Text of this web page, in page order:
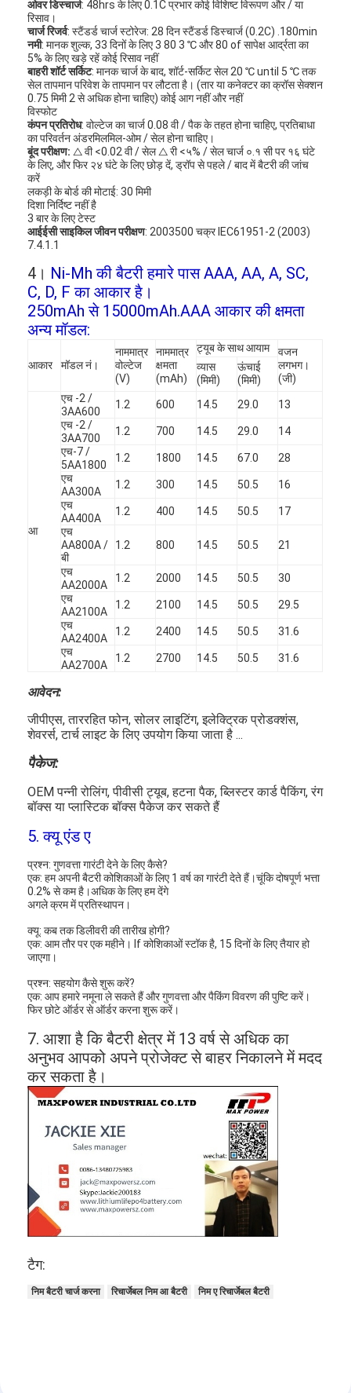
कारखाना भ्रमण
गुणवत्ता नियंत्रण
संपर्क करें
समाचार
अब बात करो
लिथियम LiFePO4 बैटरी
लिथियम पॉलिमर बैटरी
ऊर्जा भंडारण बैटरी
एच बैटरी
एनआईसीडी रिचार्जेबल बैटरी
एलसीडी बैटरी चार्जर
निम बैटरी पैक
निक बैटरी पैक
लिथियम आयन बैटरी पैक
रिचार्जेबल फ्लैशलाइट बैटरी
आपातकालीन प्रकाश बैटरी
ली Mno2 बैटरी
ली Socl2 बैटरी
हाइब्रिड कार बैटरी
ओवर डिस्चार्ज: 48hrs के लिए 0.1C प्रभार कोई विशिष्ट विरूपण और / या
रिसाव।
चार्ज रिजर्व: स्टैंडर्ड चार्ज स्टोरेज: 28 दिन स्टैंडर्ड डिस्चार्ज (0.2C) .180min
नमी: मानक शुल्क, 33 दिनों के लिए 3 80 3 ℃ और 80 of सापेक्ष आर्द्रता का
5% के लिए खड़े रहें कोई रिसाव नहीं
बाहरी शॉर्ट सर्किट: मानक चार्ज के बाद, शॉर्ट-सर्किट सेल 20 ℃ until 5 ℃ तक
सेल तापमान परिवेश के तापमान पर लौटता है। (तार या कनेक्टर का क्रॉस सेक्शन
0.75 मिमी 2 से अधिक होना चाहिए) कोई आग नहीं और नहीं
विस्फोट
कंपन प्रतिरोध: वोल्टेज का चार्ज 0.08 वी / पैक के तहत होना चाहिए, प्रतिबाधा
का परिवर्तन अंडरमिलमिल-ओम / सेल होना चाहिए।
बूंद परीक्षण: △ वी <0.02 वी / सेल △ री <५% / सेल चार्ज ०.१ सी पर १६ घंटे
के लिए, और फिर २४ घंटे के लिए छोड़ दें, ड्रॉप से ​​पहले / बाद में बैटरी की जांच
करें
लकड़ी के बोर्ड की मोटाई: 30 मिमी
दिशा निर्दिष्ट नहीं है
3 बार के लिए टेस्ट
आईईसी साइकिल जीवन परीक्षण: 2003500 चक्र IEC61951-2 (2003)
7.4.1.1
4। Ni-Mh की बैटरी हमारे पास AAA, AA, A, SC,
C, D, F का आकार है।
250mAh से 15000mAh.AAA आकार की क्षमता
अन्य मॉडल:
आकार मॉडल नं।
नाममात्र
वोल्टेज
(V)
नाममात्र
क्षमता
(mAh)
ट्यूब के साथ आयाम
वजन
लगभग।
(जी)
व्यास
(मिमी)
ऊंचाई
(मिमी)
आ
एच -2 /
3AA600
1.2 600 14.5 29.0
13
एच -2 /
3AA700
1.2 700 14.5 29.0
14
एच-7 /
5AA1800
1.2 1800 14.5 67.0
28
एच
AA300A
1.2 300 14.5 50.5
16
एच
AA400A
1.2 400 14.5 50.5
17
एच
AA800A /
बी
1.2 800 14.5 50.5 21
एच
AA2000A
1.2 2000 14.5 50.5
30
एच
AA2100A
1.2 2100 14.5 50.5
29.5
एच
AA2400A
1.2 2400 14.5 50.5
31.6
एच
AA2700A
1.2 2700 14.5 50.5 31.6
आवेदन:
जीपीएस, ताररहित फोन, सोलर लाइटिंग, इलेक्ट्रिक प्रोडक्शंस,
शेवरर्स, टार्च लाइट के लिए उपयोग किया जाता है ...
पैकेज:
OEM पन्नी रोलिंग, पीवीसी ट्यूब, हटना पैक, ब्लिस्टर कार्ड पैकिंग, रंग
बॉक्स या प्लास्टिक बॉक्स पैकेज कर सकते हैं
5. क्यू एंड ए
प्रश्न: गुणवत्ता गारंटी देने के लिए कैसे?
एक: हम अपनी बैटरी कोशिकाओं के लिए 1 वर्ष का गारंटी देते हैं।चूंकि दोषपूर्ण भत्ता
0.2% से कम है।अधिक के लिए हम देंगे
अगले क्रम में प्रतिस्थापन।
क्यू: कब तक डिलीवरी की तारीख होगी?
एक: आम तौर पर एक महीने। If कोशिकाओं स्टॉक है, 15 दिनों के लिए तैयार हो
जाएगा।
प्रश्न: सहयोग कैसे शुरू करें?
एक: आप हमारे नमूना ले सकते हैं और गुणवत्ता और पैकिंग विवरण की पुष्टि करें।
फिर छोटे ऑर्डर से ऑर्डर करना शुरू करें।
7. आशा है कि बैटरी क्षेत्र में 13 वर्ष से अधिक का
अनुभव आपको अपने प्रोजेक्ट से बाहर निकालने में मदद
कर सकता है।
टैग:
निम बैटरी चार्ज करना रिचार्जेबल निम आ बैटरी निम ए रिचार्जेबल बैटरी